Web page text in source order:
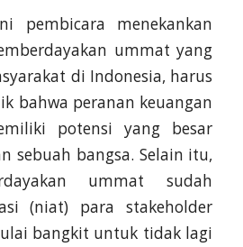
pembicara menekankan
ummat yang
di Indonesia, harus
bahwa peranan keuangan
potensi yang besar
sebuah bangsa. Selain itu,
ummat sudah
(niat) para stakeholder
bangkit untuk tidak lagi